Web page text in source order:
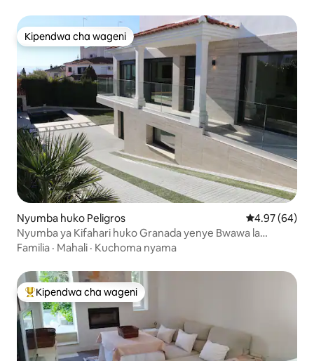
Kipendwa cha wageni
Kipendwa cha wageni
Nyumba huko Peligros Ukadiriaji wa
4.97 (64)
Nyumba ya Kifahari huko Granada yenye Bwawa la
Kuogelea lenye Joto
Familia · Mahali · Kuchoma nyama
Kipendwa maarufu cha wageni
Kipendwa cha wageni